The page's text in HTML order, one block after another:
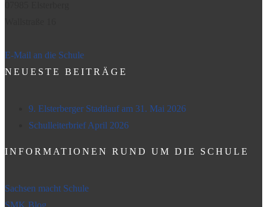
E-Mail an die Schule
NEUESTE BEITRÄGE
9. Elsterberger Stadtlauf am 31. Mai 2026
Schulleiterbrief April 2026
INFORMATIONEN RUND UM DIE SCHULE
Sachsen macht Schule
SMK Blog